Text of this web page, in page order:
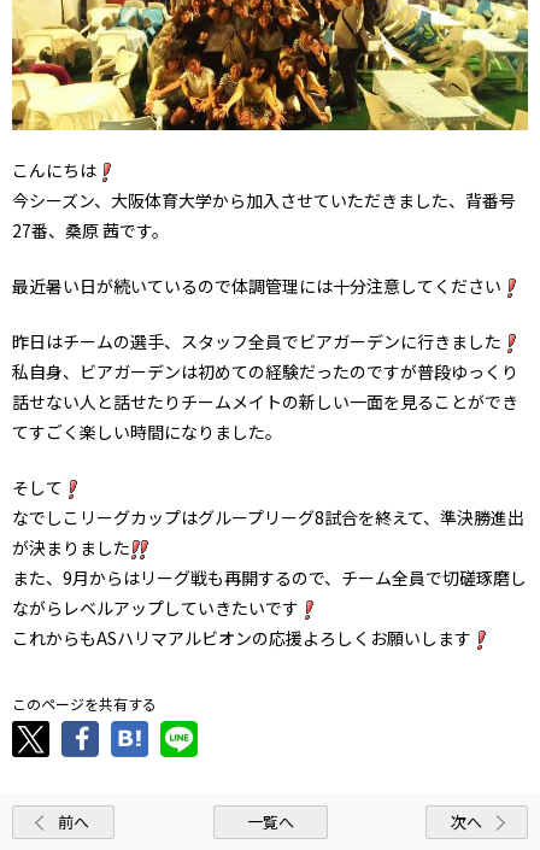
こんにちは
今シーズン、大阪体育大学から加入させていただきました、背番号
27番、桑原 茜です。
最近暑い日が続いているので体調管理には十分注意してください
昨日はチームの選手、スタッフ全員でビアガーデンに行きました
私自身、ビアガーデンは初めての経験だったのですが普段ゆっくり
話せない人と話せたりチームメイトの新しい一面を見ることができ
てすごく楽しい時間になりました。
そして
なでしこリーグカップはグループリーグ8試合を終えて、準決勝進出
が決まりました
また、9月からはリーグ戦も再開するので、チーム全員で切磋琢磨し
ながらレベルアップしていきたいです
これからもASハリマアルビオンの応援よろしくお願いします
このページを共有する
前へ 一覧へ 次へ